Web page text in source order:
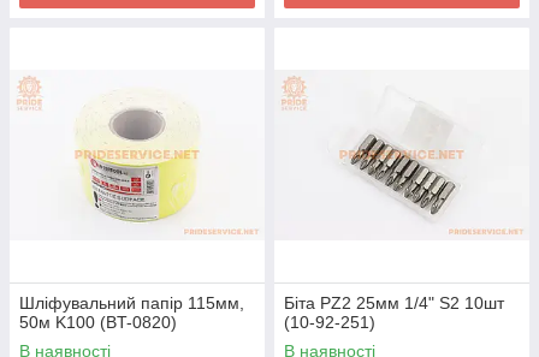
Шліфувальний папір 115мм,
50м K100 (BT-0820)
В наявності
Біта PZ2 25мм 1/4" S2 10шт
(10-92-251)
В наявності